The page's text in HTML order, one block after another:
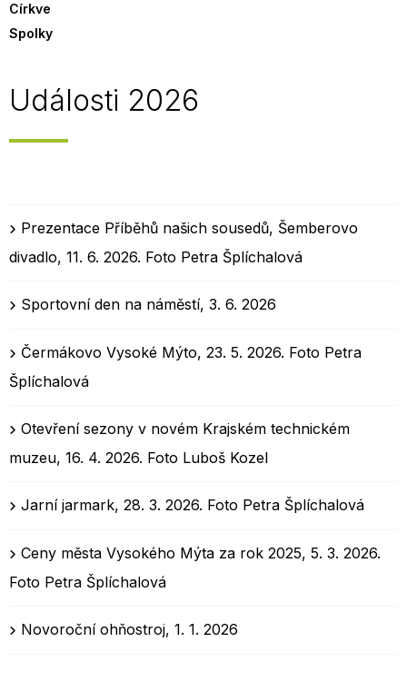
Církve
Spolky
Události 2026
Prezentace Příběhů našich sousedů, Šemberovo
divadlo, 11. 6. 2026. Foto Petra Šplíchalová
Sportovní den na náměstí, 3. 6. 2026
Čermákovo Vysoké Mýto, 23. 5. 2026. Foto Petra
Šplíchalová
Otevření sezony v novém Krajském technickém
muzeu, 16. 4. 2026. Foto Luboš Kozel
Jarní jarmark, 28. 3. 2026. Foto Petra Šplíchalová
Ceny města Vysokého Mýta za rok 2025, 5. 3. 2026.
Foto Petra Šplíchalová
Novoroční ohňostroj, 1. 1. 2026